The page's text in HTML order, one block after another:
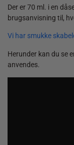
Der er 70 ml. i en
brugsanvisning til,
Vi har smukke
Herunder kan du se
anvendes.